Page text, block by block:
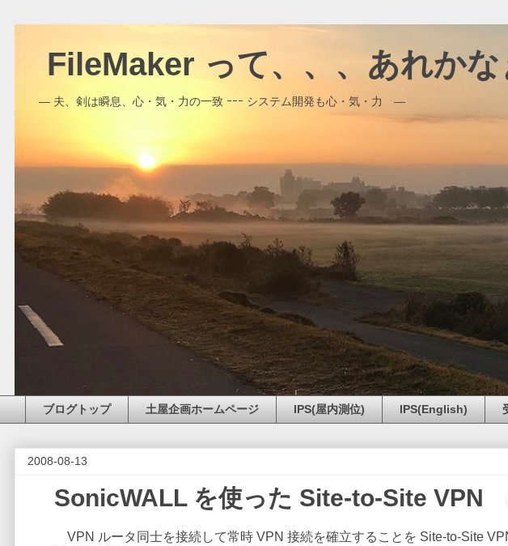
FileMaker って、、、あれかな
― 夫、剣は瞬息、心・気・力の一致 ｰｰｰ システム開発も心・気・力 ―
ブログトップ 土屋企画ホームページ IPS(屋内測位) IPS(English)
2008-08-13
SonicWALL を使った Site-to-Site VPN
VPN ルータ同士を接続して常時 VPN 接続を確立することを Site-to-Site